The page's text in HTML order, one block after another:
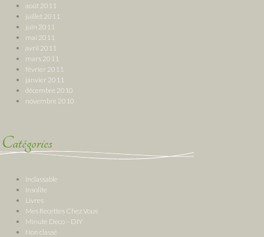
août 2011
juillet 2011
juin 2011
mai 2011
avril 2011
mars 2011
février 2011
janvier 2011
décembre 2010
novembre 2010
Catégories
Inclassable
Insolite
Livres
Mes Recettes Chez Vous
Minute Deco – DIY
Non classé